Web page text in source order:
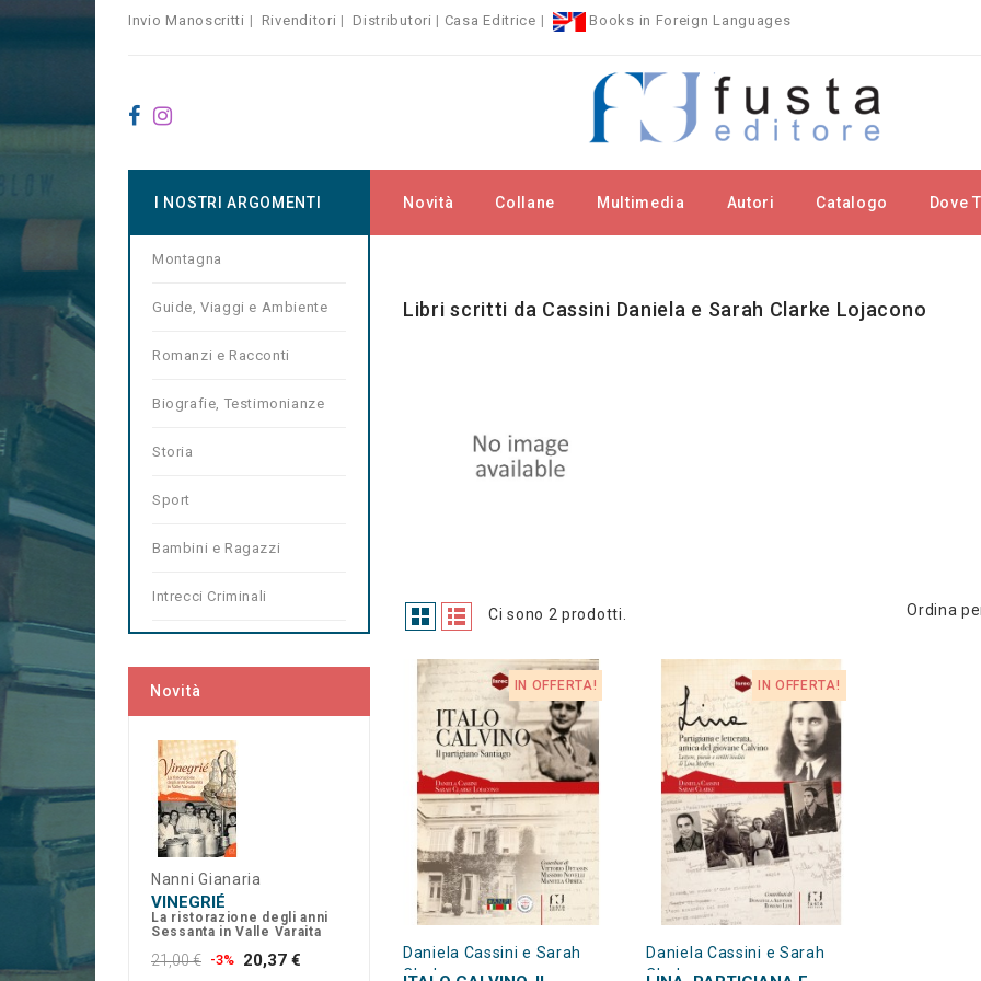
Invio Manoscritti | Rivenditori | Distributori | Casa Editrice | Books in Foreign Languages
Novità Collane Multimedia Autori Catalogo Dove
I NOSTRI ARGOMENTI
Montagna
Guide, Viaggi e Ambiente
Romanzi e Racconti
Biografie, Testimonianze
Storia
Sport
Bambini e Ragazzi
Intrecci Criminali
Novità
Nanni Gianaria
VINEGRIÉ
La ristorazione degli anni
Sessanta in Valle Varaita
21,00 € -3% 20,37 €
Libri scritti da Cassini Daniela e Sarah Clarke Lojacono
Ci sono 2 prodotti. Ordina
IN OFFERTA!
Daniela Cassini e Sarah
Clarke
IN OFFERTA!
Daniela Cassini e Sarah
Clarke